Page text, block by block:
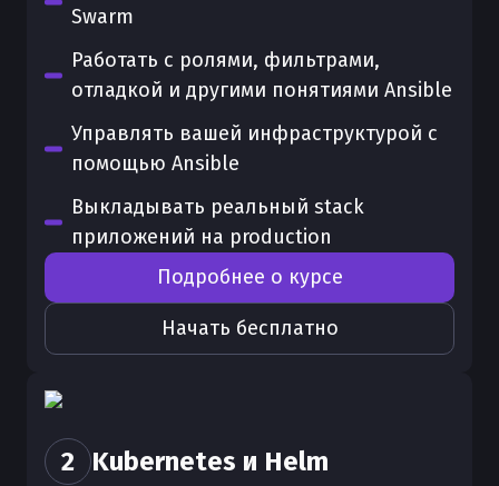
Swarm
Работать с ролями, фильтрами,
отладкой и другими понятиями Ansible
Управлять вашей инфраструктурой с
помощью Ansible
Выкладывать реальный stack
приложений на production
Начать бесплатно
Подробнее о курсе
2 Kubernetes и Helm